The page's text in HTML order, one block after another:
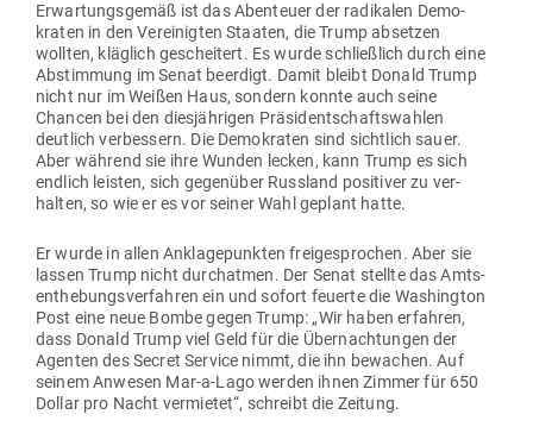
Erwar­tungs­gemäß ist das Aben­teuer der radi­kalen Demo­
kraten in den Ver­ei­nigten Staaten, die Trump absetzen
wollten, kläglich gescheitert. Es wurde schließlich durch eine
Abstimmung im Senat beerdigt. Damit bleibt Donald Trump
nicht nur im Weißen Haus, sondern konnte auch seine
Chancen bei den dies­jäh­rigen Prä­si­dent­schafts­wahlen
deutlich ver­bessern. Die Demo­kraten sind sichtlich sauer.
Aber während sie ihre Wunden lecken, kann Trump es sich
endlich leisten, sich gegenüber Russland posi­tiver zu ver­
halten, so wie er es vor seiner Wahl geplant hatte.
Er wurde in allen Ankla­ge­punkten frei­ge­sprochen. Aber sie
lassen Trump nicht durch­atmen. Der Senat stellte das Amts­
ent­he­bungs­ver­fahren ein und sofort feuerte die Washington
Post eine neue Bombe gegen Trump: „Wir haben erfahren,
dass Donald Trump viel Geld für die Über­nach­tungen der
Agenten des Secret Service nimmt, die ihn bewachen. Auf
seinem Anwesen Mar-a-Lago werden ihnen Zimmer für 650
Dollar pro Nacht ver­mietet“, schreibt die Zeitung.